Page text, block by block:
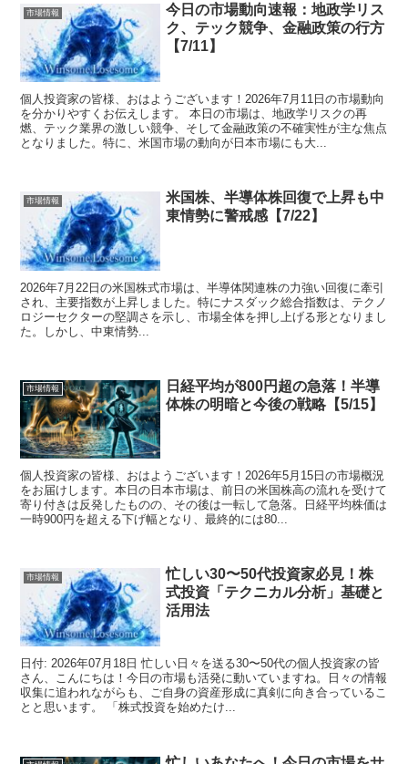
市場情報
今日の市場動向速報：地政学リス
ク、テック競争、金融政策の行方
【7/11】
個人投資家の皆様、おはようございます！2026年7月11日の市場動向
を分かりやすくお伝えします。 本日の市場は、地政学リスクの再
燃、テック業界の激しい競争、そして金融政策の不確実性が主な焦点
となりました。特に、米国市場の動向が日本市場にも大...
市場情報
米国株、半導体株回復で上昇も中
東情勢に警戒感【7/22】
2026年7月22日の米国株式市場は、半導体関連株の力強い回復に牽引
され、主要指数が上昇しました。特にナスダック総合指数は、テクノ
ロジーセクターの堅調さを示し、市場全体を押し上げる形となりまし
た。しかし、中東情勢...
市場情報
日経平均が800円超の急落！半導
体株の明暗と今後の戦略【5/15】
個人投資家の皆様、おはようございます！2026年5月15日の市場概況
をお届けします。本日の日本市場は、前日の米国株高の流れを受けて
寄り付きは反発したものの、その後は一転して急落。日経平均株価は
一時900円を超える下げ幅となり、最終的には80...
市場情報
忙しい30〜50代投資家必見！株
式投資「テクニカル分析」基礎と
活用法
日付: 2026年07月18日 忙しい日々を送る30〜50代の個人投資家の皆
さん、こんにちは！今日の市場も活発に動いていますね。日々の情報
収集に追われながらも、ご自身の資産形成に真剣に向き合っているこ
とと思います。 「株式投資を始めたけ...